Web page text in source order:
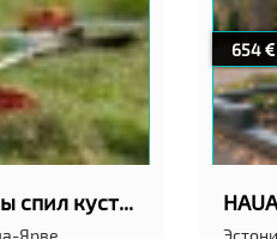
Покос травы спил кустов
654